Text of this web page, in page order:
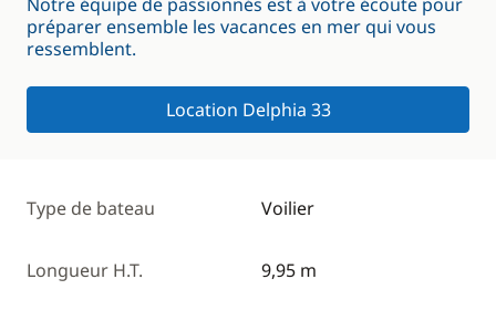
préparer ensemble les vacances en mer qui vous
ressemblent.
Location Delphia 33
Type de bateau Voilier
Longueur H.T. 9,95 m